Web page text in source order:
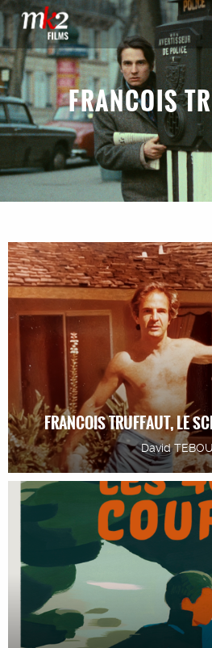
FRANCOIS
FRANCOIS TRUFFAUT, LE
David